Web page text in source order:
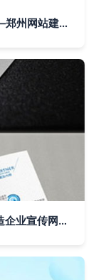
维盾门窗 匠心铸就品质，创新引领未来——郑州网站建设助力企业品牌腾飞
700套三折页宣传手册模板 快速过稿，打造企业宣传网站的完美助手